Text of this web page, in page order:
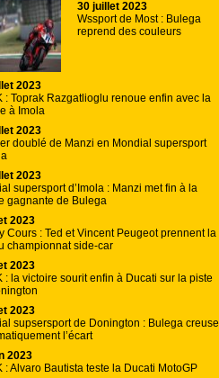
30 juillet 2023
Wssport de Most : Bulega
reprend des couleurs
2023
: Toprak Razgatlioglu renoue enfin avec la
à Imola
2023
doublé de Manzi en Mondial supersport
2023
supersport d’Imola : Manzi met fin à la
gagnante de Bulega
2023
Cours : Ted et Vincent Peugeot prennent la
championnat side-car
2023
: la victoire sourit enfin à Ducati sur la piste
2023
supsersport de Donington : Bulega creuse
l’écart
2023
: Alvaro Bautista teste la Ducati MotoGP